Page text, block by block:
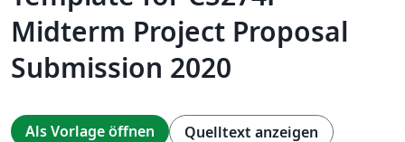
Midterm Project Proposal
Submission 2020
Als Vorlage öffnen
Quelltext anzeigen